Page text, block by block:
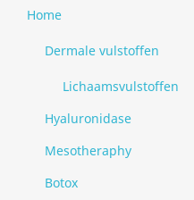
Home
Dermale vulstoffen
Lichaamsvulstoffen
Hyaluronidase
Mesotheraphy
Botox